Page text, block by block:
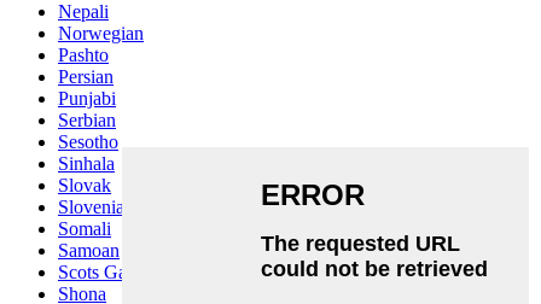
Nepali
Norwegian
Pashto
Persian
Punjabi
Serbian
Sesotho
Sinhala
Slovak
Slovenian
Somali
Samoan
Scots Gaelic
Shona